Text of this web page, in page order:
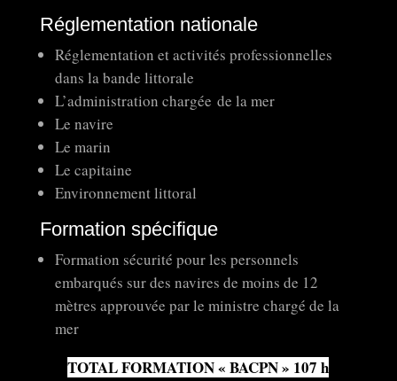
Réglementation nationale
Réglementation et activités professionnelles
dans la bande littorale
L’administration chargée de la mer
Le navire
Le marin
Le capitaine
Environnement littoral
Formation spécifique
Formation sécurité pour les personnels
embarqués sur des navires de moins de 12
mètres approuvée par le ministre chargé de la
mer
TOTAL FORMATION « BACPN » 107 h